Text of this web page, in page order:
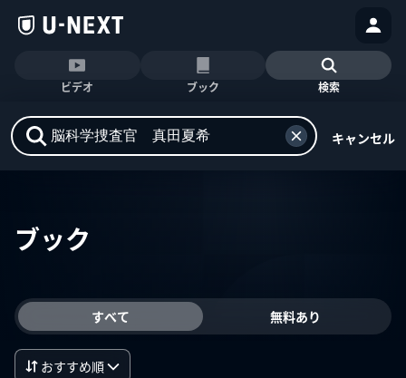
ビデオ ブック 検索
キャンセル
ブック
すべて 無料あり
おすすめ順